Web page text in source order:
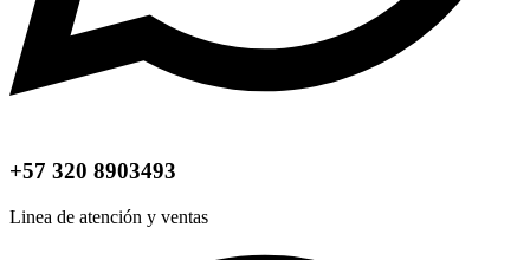
+57 320 8903493
Linea de atención y ventas